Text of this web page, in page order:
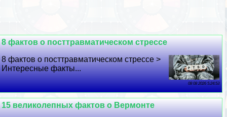
8 фактов о посттравматическом стрессе
8 фактов о посттравматическом стрессе >
Интересные факты...
08 08 2026 5:24:53
15 великолепных фактов о Вермонте